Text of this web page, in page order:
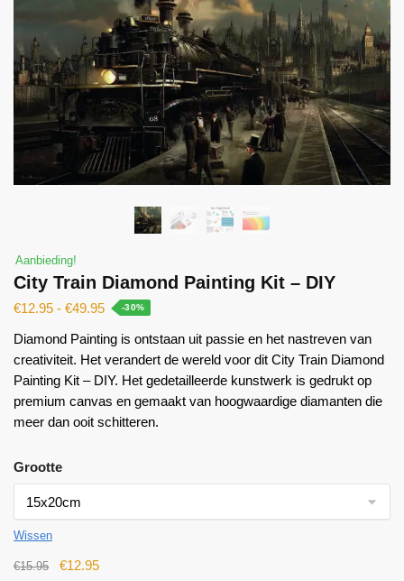
Aanbieding!
City Train Diamond Painting Kit – DIY
€12.95 - €49.95 -30%
Diamond Painting is ontstaan ​​uit passie en het nastreven van
creativiteit. Het verandert de wereld voor dit City Train Diamond
Painting Kit – DIY. Het gedetailleerde kunstwerk is gedrukt op
premium canvas en gemaakt van hoogwaardige diamanten die
meer dan ooit schitteren.
Grootte
Wissen
€15.95 €12.95